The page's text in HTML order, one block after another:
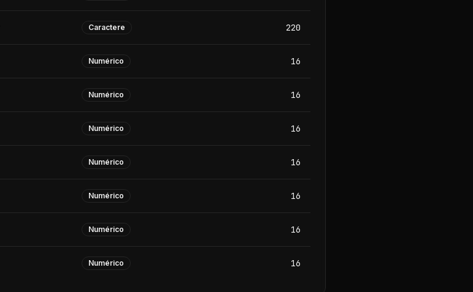
Caractere 220
Numérico 16
Numérico 16
Numérico 16
Numérico 16
Numérico 16
Numérico 16
Numérico 16